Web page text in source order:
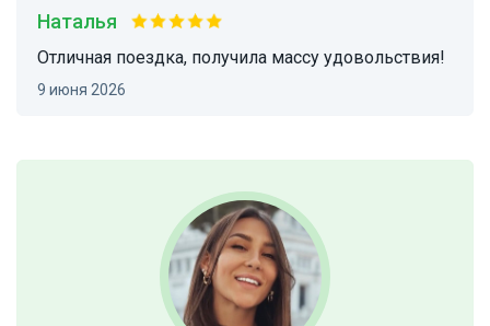
Наталья
Отличная поездка, получила массу удовольствия!
9 июня 2026